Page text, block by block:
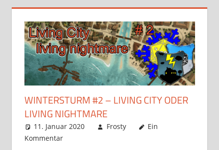
WINTERSTURM #2 – LIVING CITY ODER
LIVING NIGHTMARE
11. Januar 2020 Frosty
Ein
Kommentar